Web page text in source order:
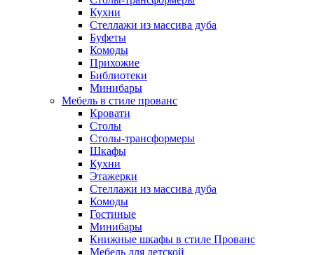
Кухни
Стеллажи из массива дуба
Буфеты
Комоды
Прихожие
Библиотеки
Минибары
Мебель в стиле прованс
Кровати
Столы
Столы-трансформеры
Шкафы
Кухни
Этажерки
Стеллажи из массива дуба
Комоды
Гостиные
Минибары
Книжные шкафы в стиле Прованс
Мебель для детской